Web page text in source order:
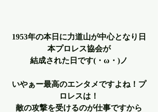
1953年の本日に力道山が中心となり日
本プロレス協会が
結成された日です(・ω・)ノ
いやぁー最高のエンタメですよね！プ
ロレスは！
敵の攻撃を受けるのが仕事ですから